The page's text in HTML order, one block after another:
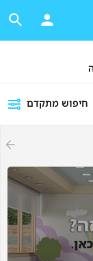
חיפוש מתקדם